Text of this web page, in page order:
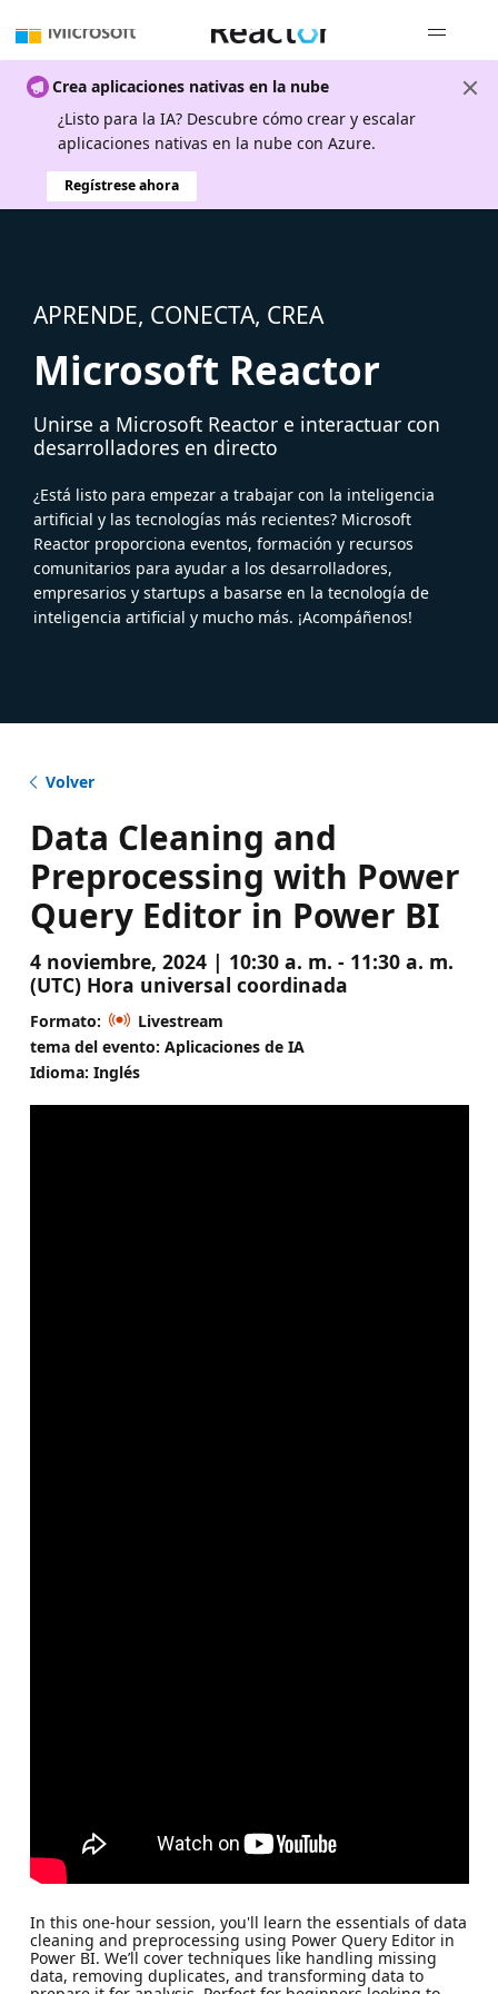
Crea aplicaciones nativas en la nube
¿Listo para la IA? Descubre cómo crear y escalar
aplicaciones nativas en la nube con Azure.
Regístrese ahora
APRENDE, CONECTA, CREA
Microsoft Reactor
Unirse a Microsoft Reactor e interactuar con
desarrolladores en directo
¿Está listo para empezar a trabajar con la inteligencia
artificial y las tecnologías más recientes? Microsoft
Reactor proporciona eventos, formación y recursos
comunitarios para ayudar a los desarrolladores,
empresarios y startups a basarse en la tecnología de
inteligencia artificial y mucho más. ¡Acompáñenos!
Volver
Data Cleaning and
Preprocessing with Power
Query Editor in Power BI
4 noviembre, 2024 | 10:30 a. m. - 11:30 a. m.
(UTC) Hora universal coordinada
Formato:
Livestream
tema del evento: Aplicaciones de IA
Idioma: Inglés
In this one-hour session, you'll learn the essentials of data
cleaning and preprocessing using Power Query Editor in
Power BI. We’ll cover techniques like handling missing
data, removing duplicates, and transforming data to